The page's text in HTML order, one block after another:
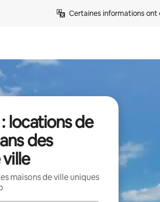
Certaines informations
locations de
des
maisons de ville uniques